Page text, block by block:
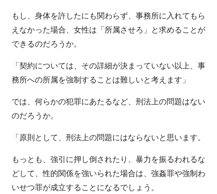
もし、身体を許したにも関わらず、事務所に入れてもら
えなかった場合、女性は「所属させろ」と求めることが
できるのだろうか。
「契約については、その詳細が決まっていない以上、事
務所への所属を強制することは難しいと考えます」
では、何らかの犯罪にあたるなど、刑法上の問題はない
のだろうか。
「原則として、刑法上の問題にはならないと思います。
もっとも、強引に押し倒されたり、暴力を振るわれるな
どして、性的関係を強いられた場合は、強姦罪や強制わ
いせつ罪が成立することになるでしょう。